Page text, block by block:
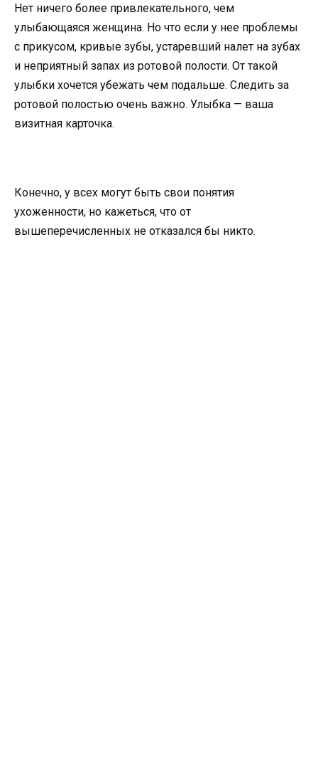
Нет ничего более привлекательного, чем
улыбающаяся женщина. Но что если у нее проблемы
с прикусом, кривые зубы, устаревший налет на зубах
и неприятный запах из ротовой полости. От такой
улыбки хочется убежать чем подальше. Следить за
ротовой полостью очень важно. Улыбка — ваша
визитная карточка.
Конечно, у всех могут быть свои понятия
ухоженности, но кажеться, что от
вышеперечисленных не отказался бы никто.